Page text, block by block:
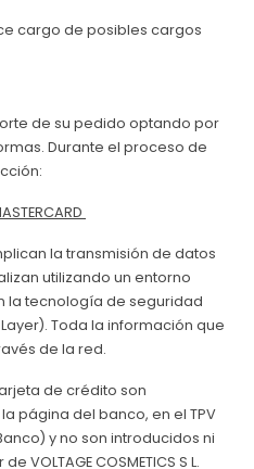
cargo de posibles cargos
de su pedido optando por
Durante el proceso de
la transmisión de datos
utilizando un entorno
la tecnología de seguridad
Toda la información que
de la red.
de crédito son
página del banco, en el TPV
y no son introducidos ni
VOLTAGE COSMETICS S L.